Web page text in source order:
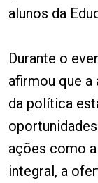
alunos da
Durante o
afirmou que
da política
ações como
integral, a